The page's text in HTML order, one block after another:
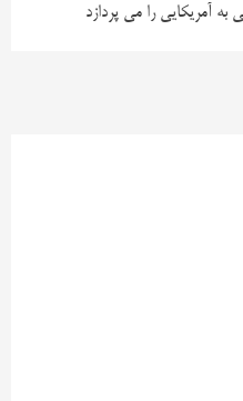
آمریکایی را می پردازد